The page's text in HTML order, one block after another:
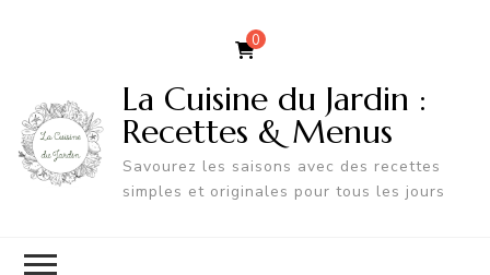
0
La Cuisine du Jardin :
Recettes & Menus
Savourez les saisons avec des recettes
simples et originales pour tous les jours